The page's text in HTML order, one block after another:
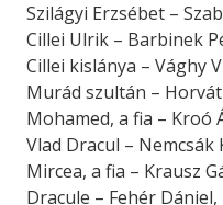
Szilágyi Erzsébet –
Cillei Ulrik – Barbinek
Cillei kislánya – Vághy
Murád szultán –
Mohamed, a fia – Kroó
Vlad Dracul – Nemcsák
Mircea, a fia – Krausz
Dracule – Fehér Dániel,